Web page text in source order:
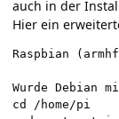
auch in der
Hier ein
Raspbian
Wurde Debian
cd /home/pi